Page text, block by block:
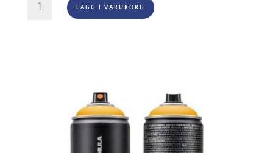
Black
LÄGG I VARUKORG